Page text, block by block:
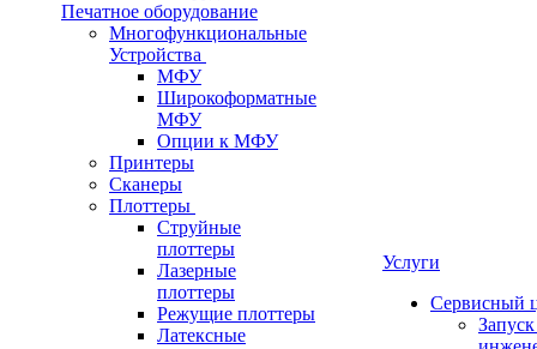
Печатное оборудование
Многофункциональные
Устройства
МФУ
Широкоформатные
МФУ
Опции к МФУ
Принтеры
Сканеры
Плоттеры
Струйные
плоттеры
Лазерные
плоттеры
Режущие плоттеры
Латексные
Услуги
Сервисный